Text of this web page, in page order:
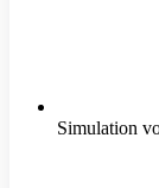
Simulation